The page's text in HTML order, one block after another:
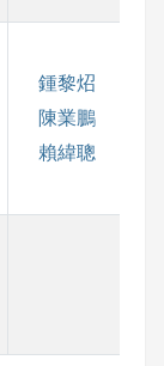
鍾黎炤
陳業鵬
賴緯聰